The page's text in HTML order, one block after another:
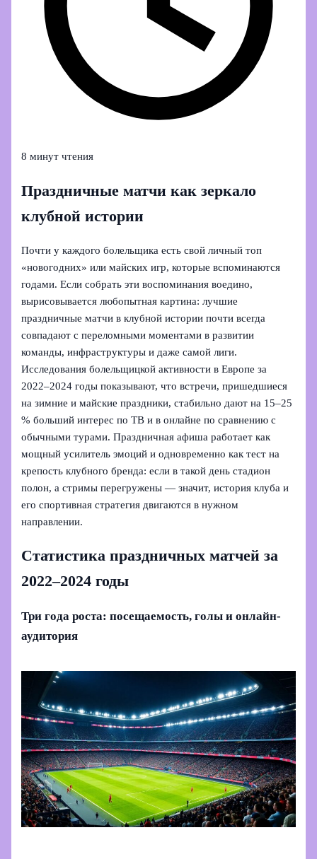
8 минут чтения
Праздничные матчи как зеркало
клубной истории
Почти у каждого болельщика есть свой личный топ
«новогодних» или майских игр, которые вспоминаются
годами. Если собрать эти воспоминания воедино,
вырисовывается любопытная картина: лучшие
праздничные матчи в клубной истории почти всегда
совпадают с переломными моментами в развитии
команды, инфраструктуры и даже самой лиги.
Исследования болельщицкой активности в Европе за
2022–2024 годы показывают, что встречи, пришедшиеся
на зимние и майские праздники, стабильно дают на 15–25
% больший интерес по ТВ и в онлайне по сравнению с
обычными турами. Праздничная афиша работает как
мощный усилитель эмоций и одновременно как тест на
крепость клубного бренда: если в такой день стадион
полон, а стримы перегружены — значит, история клуба и
его спортивная стратегия двигаются в нужном
направлении.
Статистика праздничных матчей за
2022–2024 годы
Три года роста: посещаемость, голы и онлайн-
аудитория